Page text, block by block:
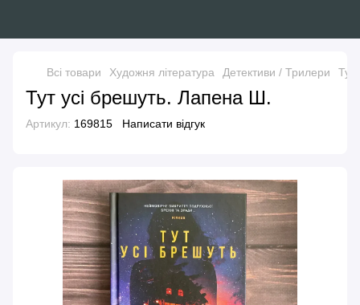
Всі товари Художня література Детективи / Трилери Тут
Тут усі брешуть. Лапена Ш.
Артикул: 169815 Написати відгук